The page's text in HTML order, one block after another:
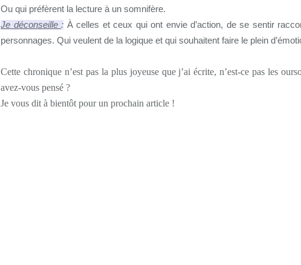
Ou qui préfèrent la lecture à un somnifère.
Je déconseille : À celles et ceux qui ont envie d’action, de se sentir
personnages. Qui veulent de la logique et qui souhaitent faire le plein
Cette chronique n’est pas la plus joyeuse que j’ai écrite, n’est-ce pas les
avez-vous pensé ?
Je vous dit à bientôt pour un prochain article !